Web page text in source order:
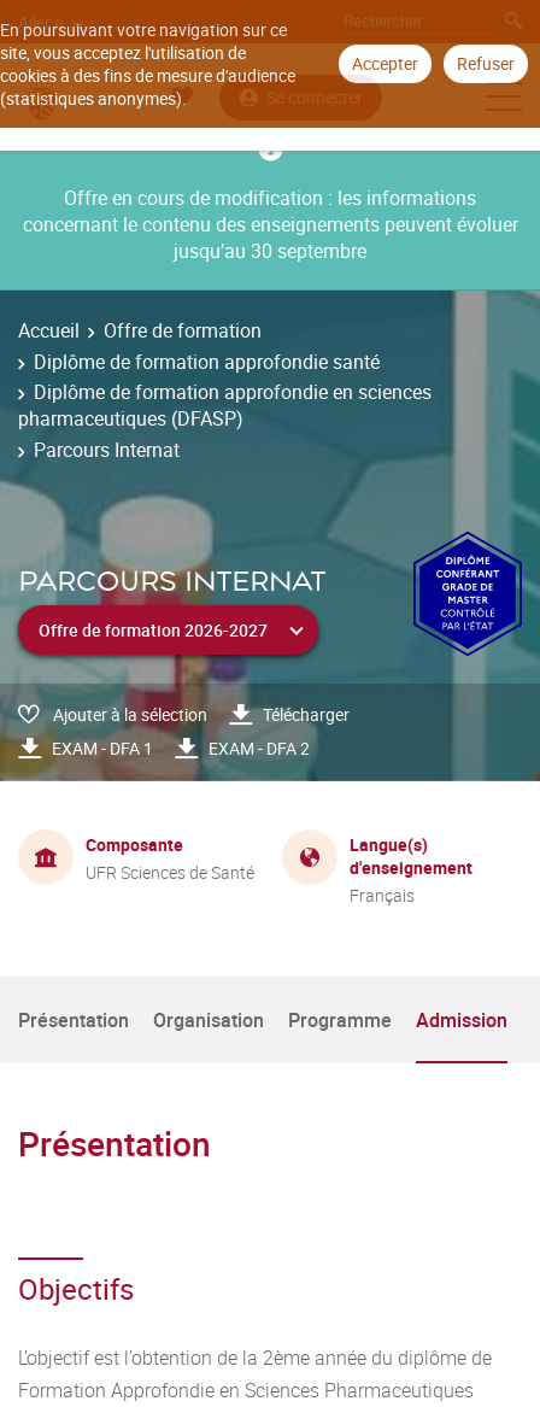
En poursuivant votre navigation sur ce
site, vous acceptez l'utilisation de
cookies à des fins de mesure d'audience
(statistiques anonymes).
Accepter Refuser
Aller à
Se connecter
Offre en cours de modification : les informations
concernant le contenu des enseignements peuvent évoluer
jusqu’au 30 septembre
Accueil
Offre de formation
Diplôme de formation approfondie santé
Diplôme de formation approfondie en sciences
pharmaceutiques (DFASP)
Parcours Internat
PARCOURS INTERNAT
Ajouter à la sélection
Télécharger
EXAM - DFA 1
EXAM - DFA 2
Composante
UFR Sciences de Santé
Langue(s)
d'enseignement
Français
Présentation Organisation Programme Admission
Présentation
Objectifs
L’objectif est l’obtention de la 2ème année du diplôme de
Formation Approfondie en Sciences Pharmaceutiques